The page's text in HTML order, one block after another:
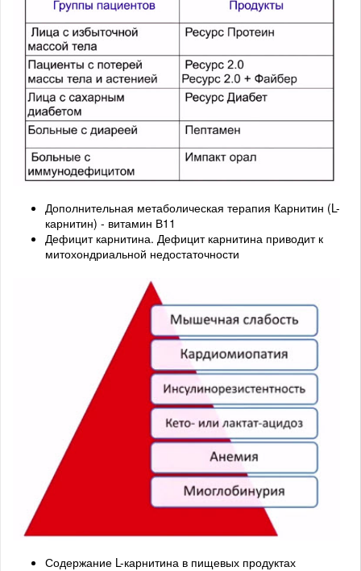
Дополнительная метаболическая терапия Карнитин (L-
карнитин) - витамин В11
Дефицит карнитина. Дефицит карнитина приводит к
митохондриальной недостаточности
Содержание L-карнитина в пищевых продуктах